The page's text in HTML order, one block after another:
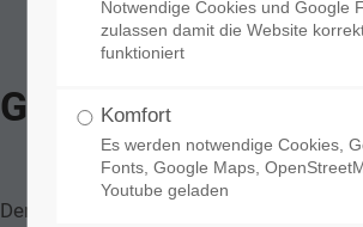
Passwort
Ganztagesbereich
Der Ganztagesbereich vom THEO ist
Notwendige Cookies und Google
zulassen damit die Website
funktioniert
Komfort
Es werden notwendige Cookies,
Fonts, Google Maps,
Youtube geladen